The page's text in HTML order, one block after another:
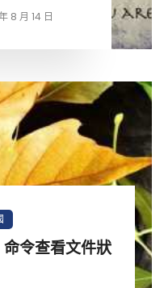
8 月 14 日
令查看文件狀